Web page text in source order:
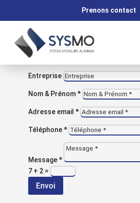
Prenons contact
Retour aux réalisations
NOS RÉALISATIONS
Bureau
mesure
VOUS AVEZ UNE QUESTION ?
Contactez-nous
Entreprise
Nom & Prénom *
Adresse email *
Téléphone *
Message *
7 + 2 =
Envoi